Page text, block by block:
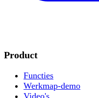
Product
Functies
Werkmap-demo